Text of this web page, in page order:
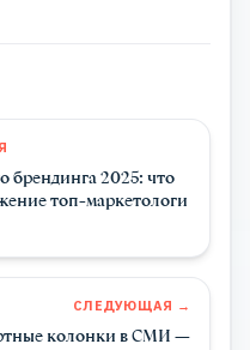
брендинга 2025: что
топ-маркетологи
СЛЕДУЮЩАЯ →
колонки в СМИ —